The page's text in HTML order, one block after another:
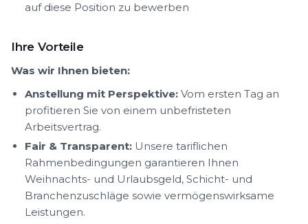
auf diese Position zu bewerben
Ihre Vorteile
Was wir Ihnen bieten:
Anstellung mit Perspektive: Vom ersten Tag an
profitieren Sie von einem unbefristeten
Arbeitsvertrag.
Fair & Transparent: Unsere tariflichen
Rahmenbedingungen garantieren Ihnen
Weihnachts- und Urlaubsgeld, Schicht- und
Branchenzuschläge sowie vermögenswirksame
Leistungen.